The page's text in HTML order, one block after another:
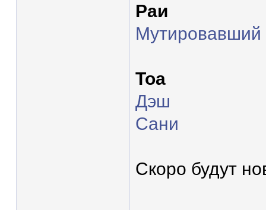
Раи
Мутировавший
Тоа
Дэш
Сани
Скоро будут